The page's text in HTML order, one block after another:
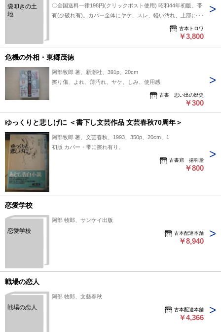
袋叩きの土
地
〇全国送料一律198円(クリックポスト使用) 昭和44年初版。帯
有(少破れ有)。カバー全体にヤケ、スレ、軽い汚れ、上部にヨ
レ有。ページ三方にヤケ有。本文部分の状態は良好ですが、中
古本トロワ
￥3,800
危機の外相・東郷茂徳
阿部牧郎 著、新潮社、391p、20cm
擦り傷、よれ、薄汚れ、ヤケ、しみ、使用感
古書 思い出の歴史
￥300
ゆっくりと悲しげに ＜書下し文芸作品 文芸春秋70周年＞
阿部牧郎 著、文芸春秋、1993、350p、20cm、1
初版 カバー・帯に擦れ有り。
古書窟 揚羽堂
￥800
恋愛学校
恋愛学校
阿部 牧郎、サンケイ出版
古本配達本舗
￥8,940
戦場の恋人
戦場の恋人
阿部 牧郎、文藝春秋
古本配達本舗
￥4,366